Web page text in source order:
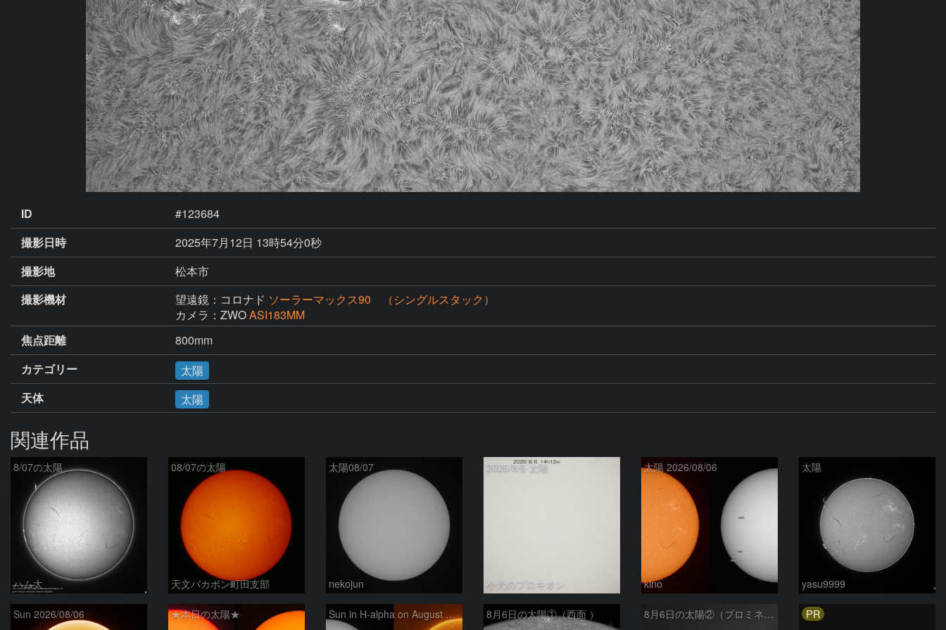
ID
#123684
撮影日時
2025年7月12日 13時54分0秒
撮影地
松本市
撮影機材
望遠鏡：コロナド ソーラーマックス90 （シングルスタック）
カメラ：ZWOASI183MM
焦点距離
800mm
カテゴリー
太陽
天体
太陽
関連作品
8/07の太陽
ハム太
08/07の太陽
天文バカボン町田支部
太陽08/07
nekojun
2026/8/6 太陽
小犬のプロキオン
太陽 2026/08/06
kino
太陽
yasu9999
Sun 2026/08/06 ★本日の太陽★ Sun in H-alpha on August 6, 2026 8月6日の太陽①（西面 ） 8月6日の太陽②（プロミネン北東縁 ） PR